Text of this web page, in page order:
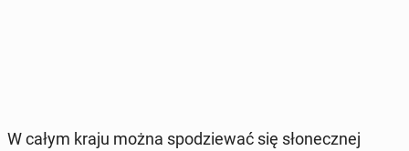
W całym kraju można spo­dzie­wać się sło­necz­nej